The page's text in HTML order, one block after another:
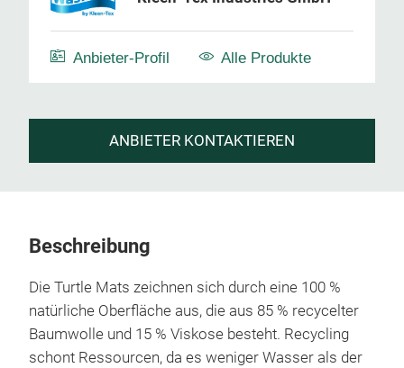
Anbieter-Profil Alle Produkte
ANBIETER KONTAKTIEREN
Beschreibung
Die Turtle Mats zeichnen sich durch eine 100 %
natürliche Oberfläche aus, die aus 85 % recycelter
Baumwolle und 15 % Viskose besteht. Recycling
schont Ressourcen, da es weniger Wasser als der